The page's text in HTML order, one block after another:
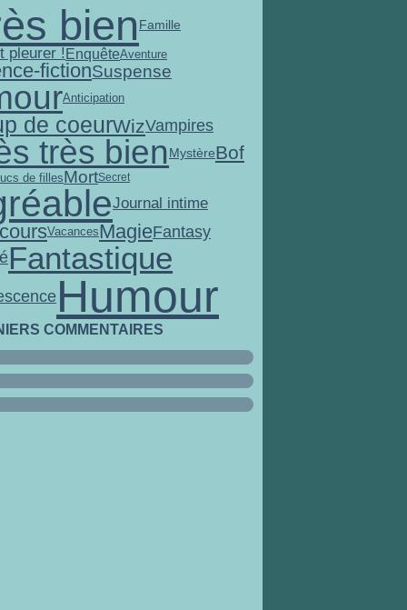
bien Famille
pleurer !EnquêteAventure
fictionSuspense
Anticipation
de coeurWizVampires
très bien MystèreBof
de fillesMortSecret
Journal intime
VacancesMagieFantasy
Fantastique
Humour
COMMENTAIRES